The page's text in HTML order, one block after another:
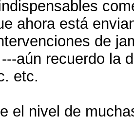
ahora está
de
aún recuerdo la
etc.
el nivel de